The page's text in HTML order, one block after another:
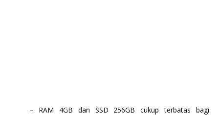
– RAM 4GB dan SSD 256GB cukup terbatas bagi